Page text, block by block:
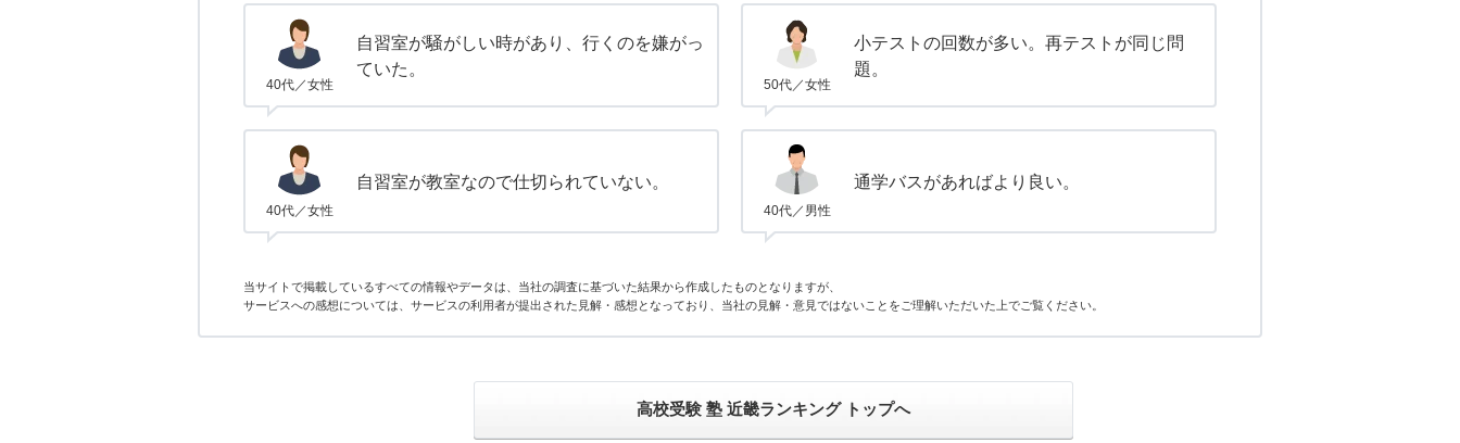
40代／女性
自習室が騒がしい時があり、行くのを嫌がっ
ていた。
50代／女性
小テストの回数が多い。再テストが同じ問
題。
40代／女性
自習室が教室なので仕切られていない。
40代／男性
通学バスがあればより良い。
当サイトで掲載しているすべての情報やデータは、当社の調査に基づいた結果から作成したものとなりますが、
サービスへの感想については、サービスの利用者が提出された見解・感想となっており、当社の見解・意見ではないことをご理解いただいた上でご覧ください。
高校受験 塾 近畿ランキング トップへ